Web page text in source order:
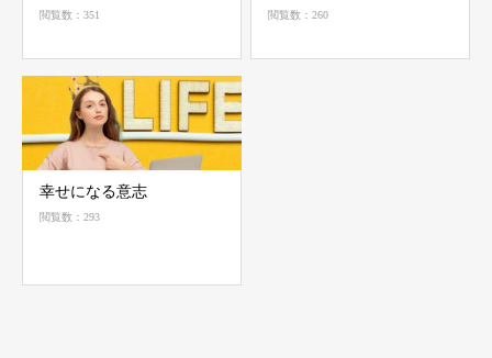
閲覧数：351 閲覧数：260
幸せになる意志
閲覧数：293